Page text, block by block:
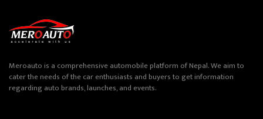
Meroauto is a comprehensive automobile platform of Nepal. We aim to
cater the needs of the car enthusiasts and buyers to get information
regarding auto brands, launches, and events.